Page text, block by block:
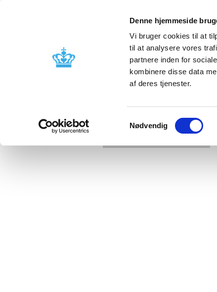
Denne hjemmeside
Vi bruger cookies til at
til at analysere vores
partnere inden for
kombinere disse data
af deres tjenester.
Samtykkevalg
Nødvendig
Licensing and
Side effects
information